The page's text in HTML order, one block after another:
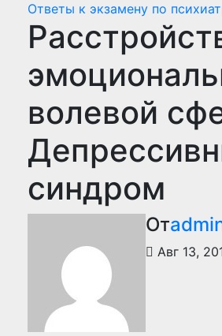
Ответы к экзамену по
волевой
синдром
От
Авг 13,